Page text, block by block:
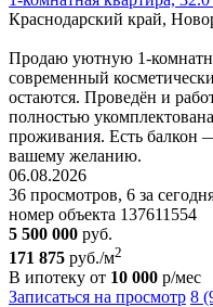
Краснодарский край,
Продаю уютную 1-
современный
остаются. Проведён и
полностью
проживания. Есть балкон
вашему желанию.
06.08.2026
36 просмотров, 6 за
номер объекта 137611554
5 500 000 руб.
171 875 руб./м2
В ипотеку от 10 000 р/мес
Записаться на просмотр 8